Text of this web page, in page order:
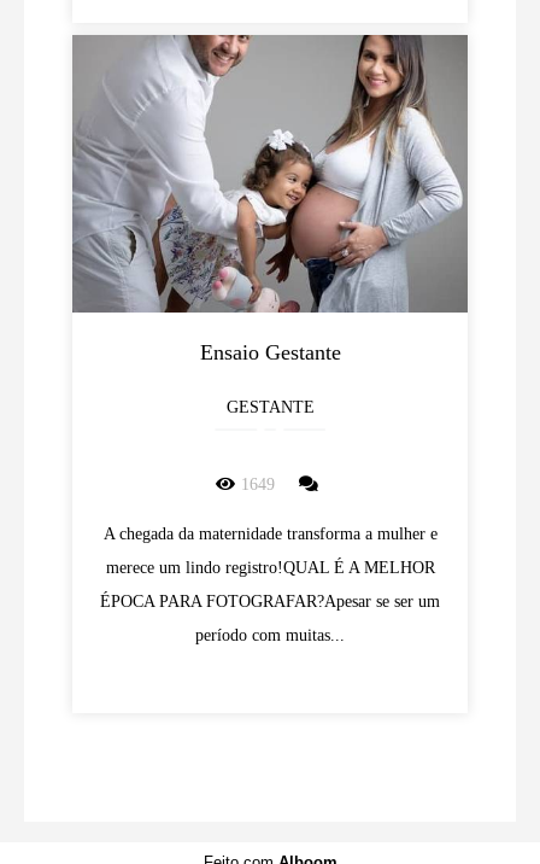
Ensaio Gestante
GESTANTE
1649
A chegada da maternidade transforma a mulher e
merece um lindo registro!QUAL É A MELHOR
ÉPOCA PARA FOTOGRAFAR?Apesar se ser um
período com muitas...